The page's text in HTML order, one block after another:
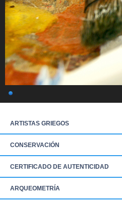
ARTISTAS GRIEGOS
CONSERVACIÓN
CERTIFICADO DE AUTENTICIDAD
ARQUEOMETRÍA